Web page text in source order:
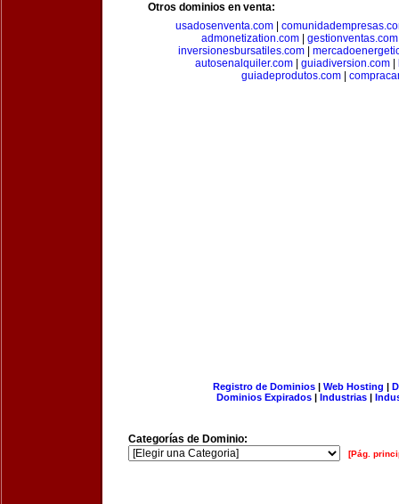
Otros dominios en venta:
usadosenventa.com|
admonetization.com| gestionventas.com
inversionesbursatiles.com|
autosenalquiler.com| guiadiversion.com|
guiadeprodutos.com|
Registro de Dominios| Web Hosting |
Dominios Expirados | Industrias |
Categorías de Dominio:
[Pág.